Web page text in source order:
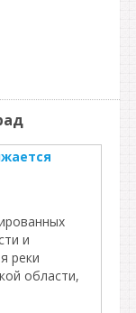
и
реки
области,